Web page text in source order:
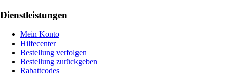
Dienstleistungen
Mein Konto
Hilfecenter
Bestellung verfolgen
Bestellung zurückgeben
Rabattcodes